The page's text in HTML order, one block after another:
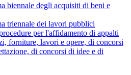
biennale degli acquisiti di beni e
triennale dei lavori pubblici
per l'affidamento di appalti
forniture, lavori e opere, di concorsi
di concorsi di idee e di